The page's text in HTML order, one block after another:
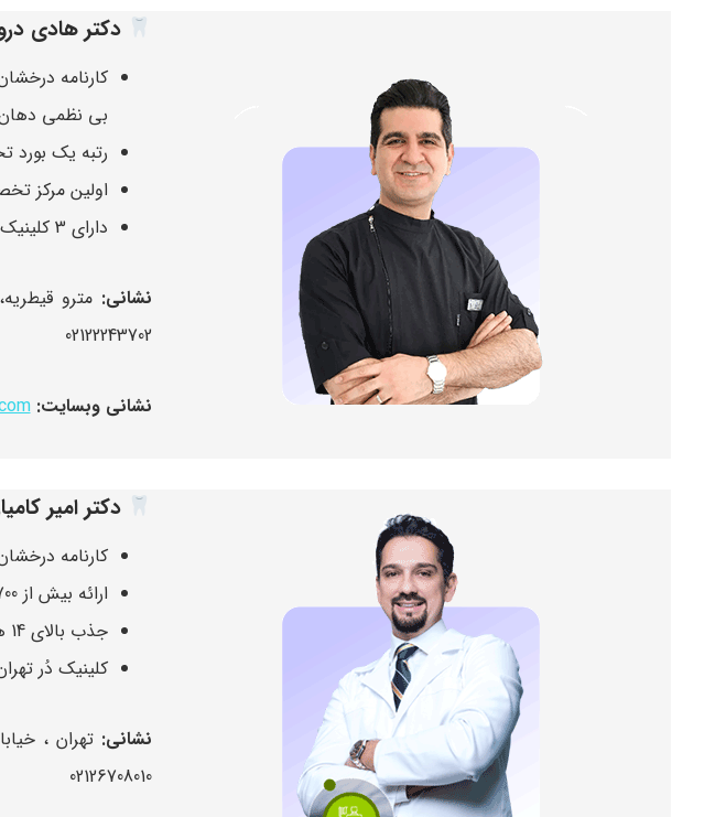
دکتر هادی
بی نظمی
رتبه یک بورد
اولین مرکز
دارای 3 کلینیک در 3 قسمت شمال، مرکز و غرب تهران
نشانی: مترو
02122243702
نشانی وبسایت:
دکتر امیر
کارنامه درخشان با 20
ارائه بیش از 700 خدمات درمانی
جذب بالای 14 هزار نفر مراجعه کننده
کلینیک دُر
نشانی: تهران ،
02126708010